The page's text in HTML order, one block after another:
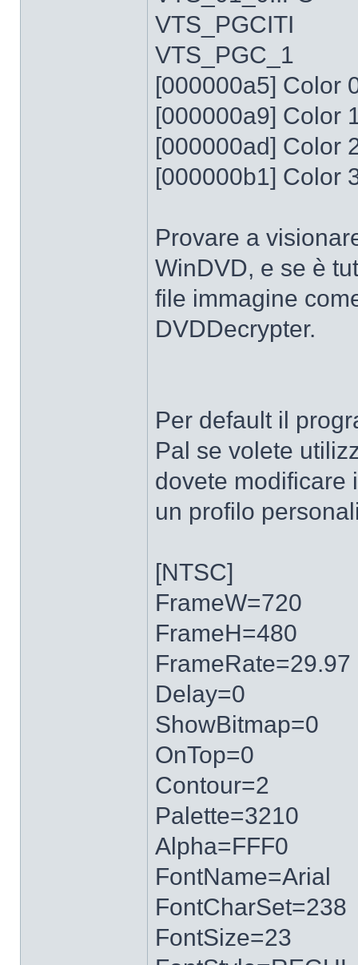
VTS_PGCITI
VTS_PGC_1
[000000a5] Color
[000000a9] Color
[000000ad] Color
[000000b1] Color
Provare a
WinDVD, e se è
file immagine
DVDDecrypter.
Per default il
Pal se volete
dovete modificare
un profilo
[NTSC]
FrameW=720
FrameH=480
FrameRate=29.97
Delay=0
ShowBitmap=0
OnTop=0
Contour=2
Palette=3210
Alpha=FFF0
FontName=Arial
FontCharSet=238
FontSize=23